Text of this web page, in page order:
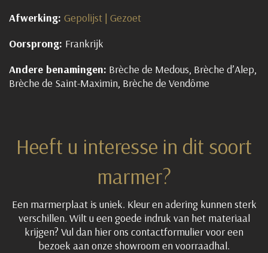
Afwerking: Gepolijst | Gezoet
Oorsprong: Frankrijk
Andere benamingen: Brèche de Medous, Brèche d’Alep,
Brèche de Saint-Maximin, Brèche de Vendôme
Heeft u interesse in dit soort
marmer?
Een marmerplaat is uniek. Kleur en adering kunnen sterk
verschillen. Wilt u een goede indruk van het materiaal
krijgen? Vul dan hier ons contactformulier voor een
bezoek aan onze showroom en voorraadhal.